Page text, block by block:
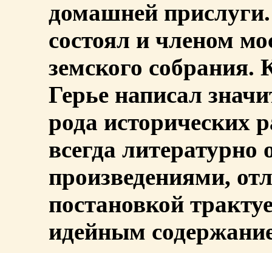
домашней
состоял и членом
земского собрания.
Герье написал
рода исторических
всегда
произведениями,
постановкой
идейным